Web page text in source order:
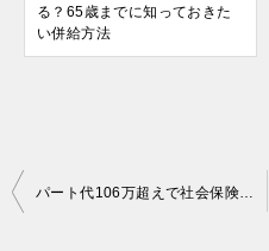
る？65歳までに知っておきた
い併給方法
投
パート代106万超えで社会保険加入へ!夫婦で貰える年金額の損得は?